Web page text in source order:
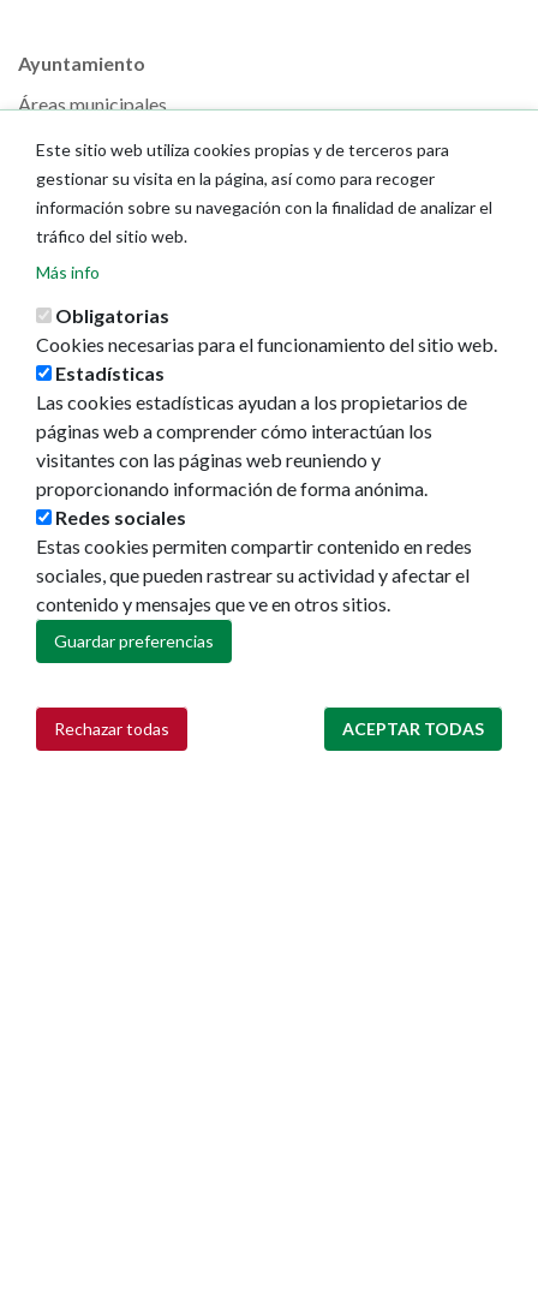
Ayuntamiento
Áreas municipales
Presupuestos
Portal del Empleado
La ciudad
Callejero
GeoPamplona
Direcciones de interés
Turismo
Descubre Pamplona
Planifica tu viaje
Actualidad
Noticias
Eventos
Redes sociales
Ruedas de prensa
Este sitio web utiliza cookies propias y de terceros para
gestionar su visita en la página, así como para recoger
información sobre su navegación con la finalidad de analizar el
tráfico del sitio web.
Más info
Obligatorias
Cookies necesarias para el funcionamiento del sitio web.
Estadísticas
Las cookies estadísticas ayudan a los propietarios de
páginas web a comprender cómo interactúan los
visitantes con las páginas web reuniendo y
proporcionando información de forma anónima.
Redes sociales
Estas cookies permiten compartir contenido en redes
sociales, que pueden rastrear su actividad y afectar el
contenido y mensajes que ve en otros sitios.
Guardar preferencias
Rechazar todas ACEPTAR TODAS
Retirar consentimiento